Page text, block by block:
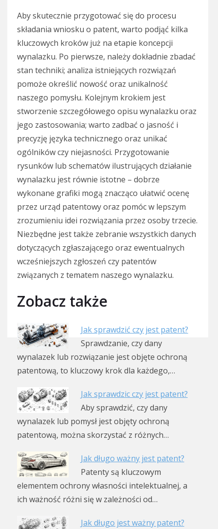
Aby skutecznie przygotować się do procesu
składania wniosku o patent, warto podjąć kilka
kluczowych kroków już na etapie koncepcji
wynalazku. Po pierwsze, należy dokładnie zbadać
stan techniki; analiza istniejących rozwiązań
pomoże określić nowość oraz unikalność
naszego pomysłu. Kolejnym krokiem jest
stworzenie szczegółowego opisu wynalazku oraz
jego zastosowania; warto zadbać o jasność i
precyzję języka technicznego oraz unikać
ogólników czy niejasności. Przygotowanie
rysunków lub schematów ilustrujących działanie
wynalazku jest równie istotne – dobrze
wykonane grafiki mogą znacząco ułatwić ocenę
przez urząd patentowy oraz pomóc w lepszym
zrozumieniu idei rozwiązania przez osoby trzecie.
Niezbędne jest także zebranie wszystkich danych
dotyczących zgłaszającego oraz ewentualnych
wcześniejszych zgłoszeń czy patentów
związanych z tematem naszego wynalazku.
Zobacz także
Jak sprawdzić czy jest patent?
Sprawdzanie, czy dany
wynalazek lub rozwiązanie jest objęte ochroną
patentową, to kluczowy krok dla każdego,…
Jak sprawdzic czy jest patent?
Aby sprawdzić, czy dany
wynalazek lub pomysł jest objęty ochroną
patentową, można skorzystać z różnych…
Jak długo ważny jest patent?
Patenty są kluczowym
elementem ochrony własności intelektualnej, a
ich ważność różni się w zależności od…
Jak długo jest ważny patent?